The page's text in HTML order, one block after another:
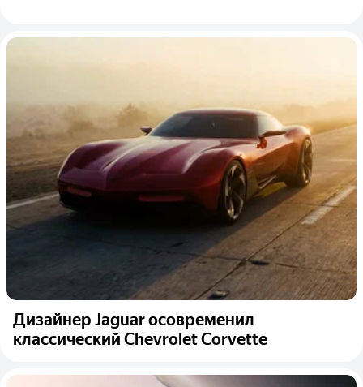
Дизайнер Jaguar осовременил
классический Chevrolet Corvette